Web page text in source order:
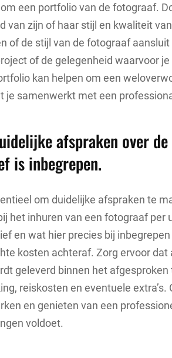
een portfolio van de fotograaf.
van zijn of haar stijl en kwaliteit
of de stijl van de fotograaf
of de gelegenheid waarvoor
kan helpen om een
je samenwerkt met een
afspraken over
is inbegrepen.
om duidelijke afspraken te
het inhuren van een fotograaf per
en wat hier precies bij
kosten achteraf. Zorg ervoor
geleverd binnen het afgesproken
reiskosten en eventuele
en genieten van een
voldoet.